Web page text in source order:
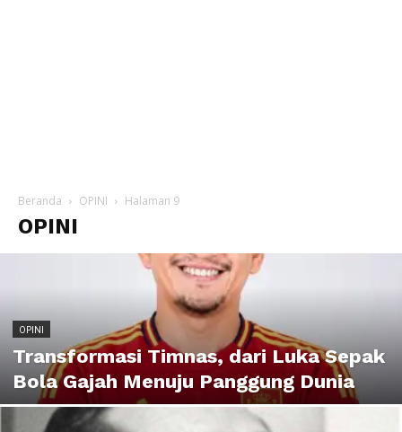
Beranda OPINI Halaman 9
OPINI
OPINI
Transformasi Timnas, dari Luka Sepak
Bola Gajah Menuju Panggung Dunia